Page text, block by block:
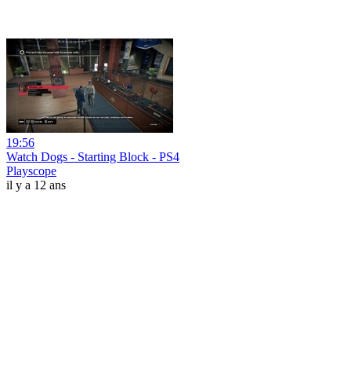
19:56
Watch Dogs - Starting Block - PS4
Playscope
il y a 12 ans